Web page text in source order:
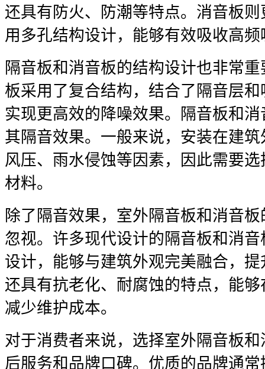
还具有防火、防潮等特点。消音板
用多孔结构设计，能够有效吸收高频
隔音板和消音板的结构设计也非常
板采用了复合结构，结合了隔音层
实现更高效的降噪效果。隔音板和
其隔音效果。一般来说，安装在建
风压、雨水侵蚀等因素，因此需要
材料。
除了隔音效果，室外隔音板和消音
忽视。许多现代设计的隔音板和消
设计，能够与建筑外观完美融合，
还具有抗老化、耐腐蚀的特点，能
减少维护成本。
对于消费者来说，选择室外隔音板
后服务和品牌口碑。优质的品牌通